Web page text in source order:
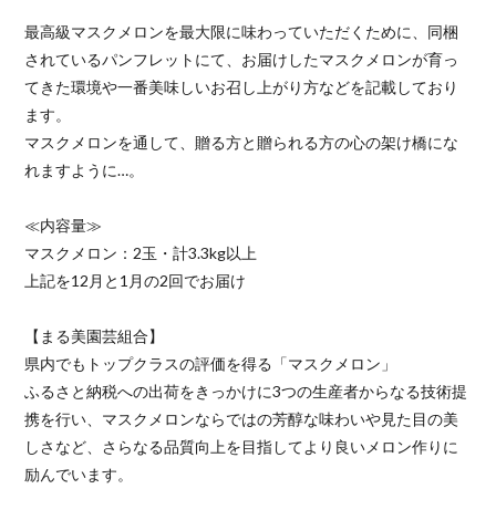
最高級マスクメロンを最大限に味わっていただくために、同梱
されているパンフレットにて、お届けしたマスクメロンが育っ
てきた環境や一番美味しいお召し上がり方などを記載しており
ます。
マスクメロンを通して、贈る方と贈られる方の心の架け橋にな
れますように…。
≪内容量≫
マスクメロン：2玉・計3.3kg以上
上記を12月と1月の2回でお届け
【まる美園芸組合】
県内でもトップクラスの評価を得る「マスクメロン」
ふるさと納税への出荷をきっかけに3つの生産者からなる技術提
携を行い、マスクメロンならではの芳醇な味わいや見た目の美
しさなど、さらなる品質向上を目指してより良いメロン作りに
励んでいます。